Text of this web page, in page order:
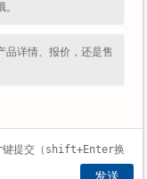
效率和安全具有
品详情、报价，还是售